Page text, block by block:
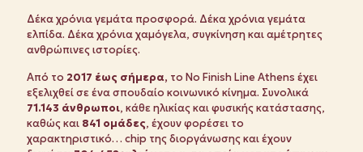
Δέκα χρόνια γεμάτα προσφορά. Δέκα χρόνια γεμάτα
ελπίδα. Δέκα χρόνια χαμόγελα, συγκίνηση και αμέτρητες
ανθρώπινες ιστορίες.
Από το 2017 έως σήμερα, το No Finish Line Athens έχει
εξελιχθεί σε ένα σπουδαίο κοινωνικό κίνημα. Συνολικά
71.143 άνθρωποι, κάθε ηλικίας και φυσικής κατάστασης,
καθώς και 841 ομάδες, έχουν φορέσει το
χαρακτηριστικό… chip της διοργάνωσης και έχουν